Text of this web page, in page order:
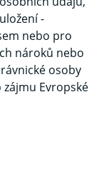
-
nebo pro
nároků nebo
osoby
Evropské